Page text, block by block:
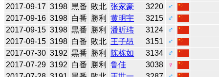
2017-09-17 3198 黒番 敗北 张家豪 3220
♂
2017-09-16 3198 白番 勝利 黄明宇 3215
♂
2017-09-15 3198 黒番 勝利 潘昕玮 3124
♂
2017-09-15 3198 白番 敗北 王子昂 3151
♂
2017-07-30 3192 黒番 勝利 陈栋如 3134
♂
2017-07-29 3192 白番 勝利 鲁佳 3038
♀